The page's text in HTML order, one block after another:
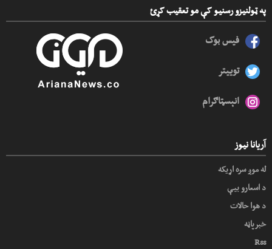
په ټولنیزو رسنیو کې مو تعقیب کړئ
فیس بوک
توییتر
انېسټاګرام
آریانا نیوز
له موږ سره اړیکه
د اسعارو بیې
د هوا حالات
خبرپاڼه
Rss